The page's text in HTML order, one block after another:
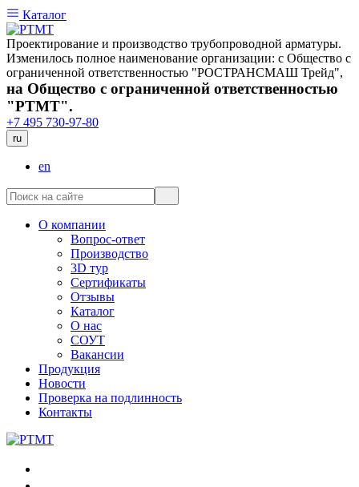
Каталог
Проектирование и производство трубопроводной арматуры.
Изменилось полное наименование организации: с Общество с
ограниченной ответственностью "РОСТРАНСМАШ Трейд",
на Общество с ограниченной ответственностью
"РТМТ".
+7 495 730-97-80
ru
en
О компании
Вопрос-ответ
Производство
3D тур
Сертификаты
Отзывы
Каталог
О нас
СОУТ
Вакансии
Продукция
Новости
Проверка на подлинность
Контакты